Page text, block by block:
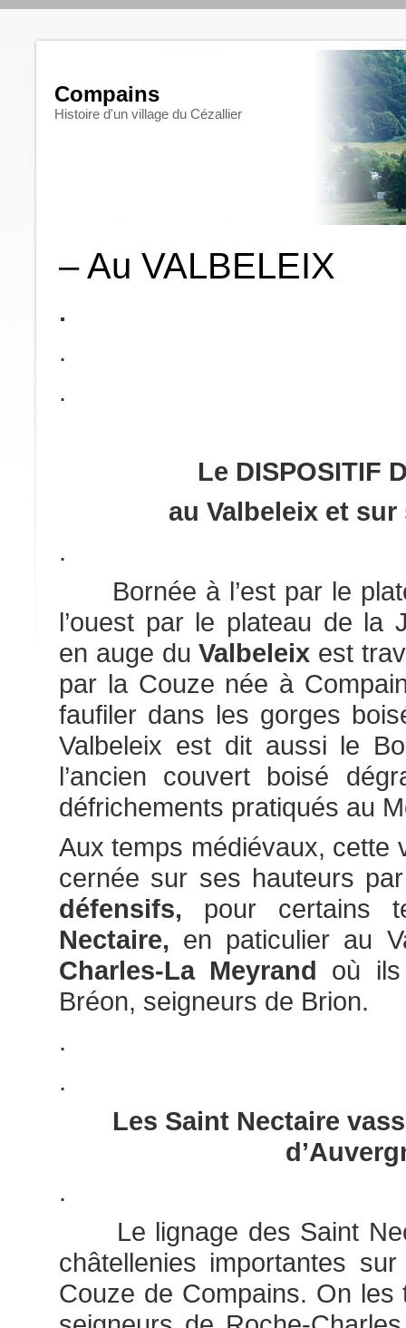
Compains
Histoire d'un village du Cézallier
– Au VALBELEIX
.
.
.
Le DISPOSITIF
au Valbeleix et sur
.
Bornée à l’est par le
l’ouest par le plateau de la
en auge du Valbeleix est
par la Couze née à
faufiler dans les gorges
Valbeleix est dit aussi le
l’ancien couvert boisé
défrichements pratiqués au
Aux temps médiévaux, cette
cernée sur ses hauteurs
défensifs, pour certains
Nectaire, en paticulier au
Charles-La Meyrand où
Bréon, seigneurs de Brion.
.
.
Les Saint Nectaire
.
Le lignage des Saint
châtellenies importantes
Couze de Compains. On